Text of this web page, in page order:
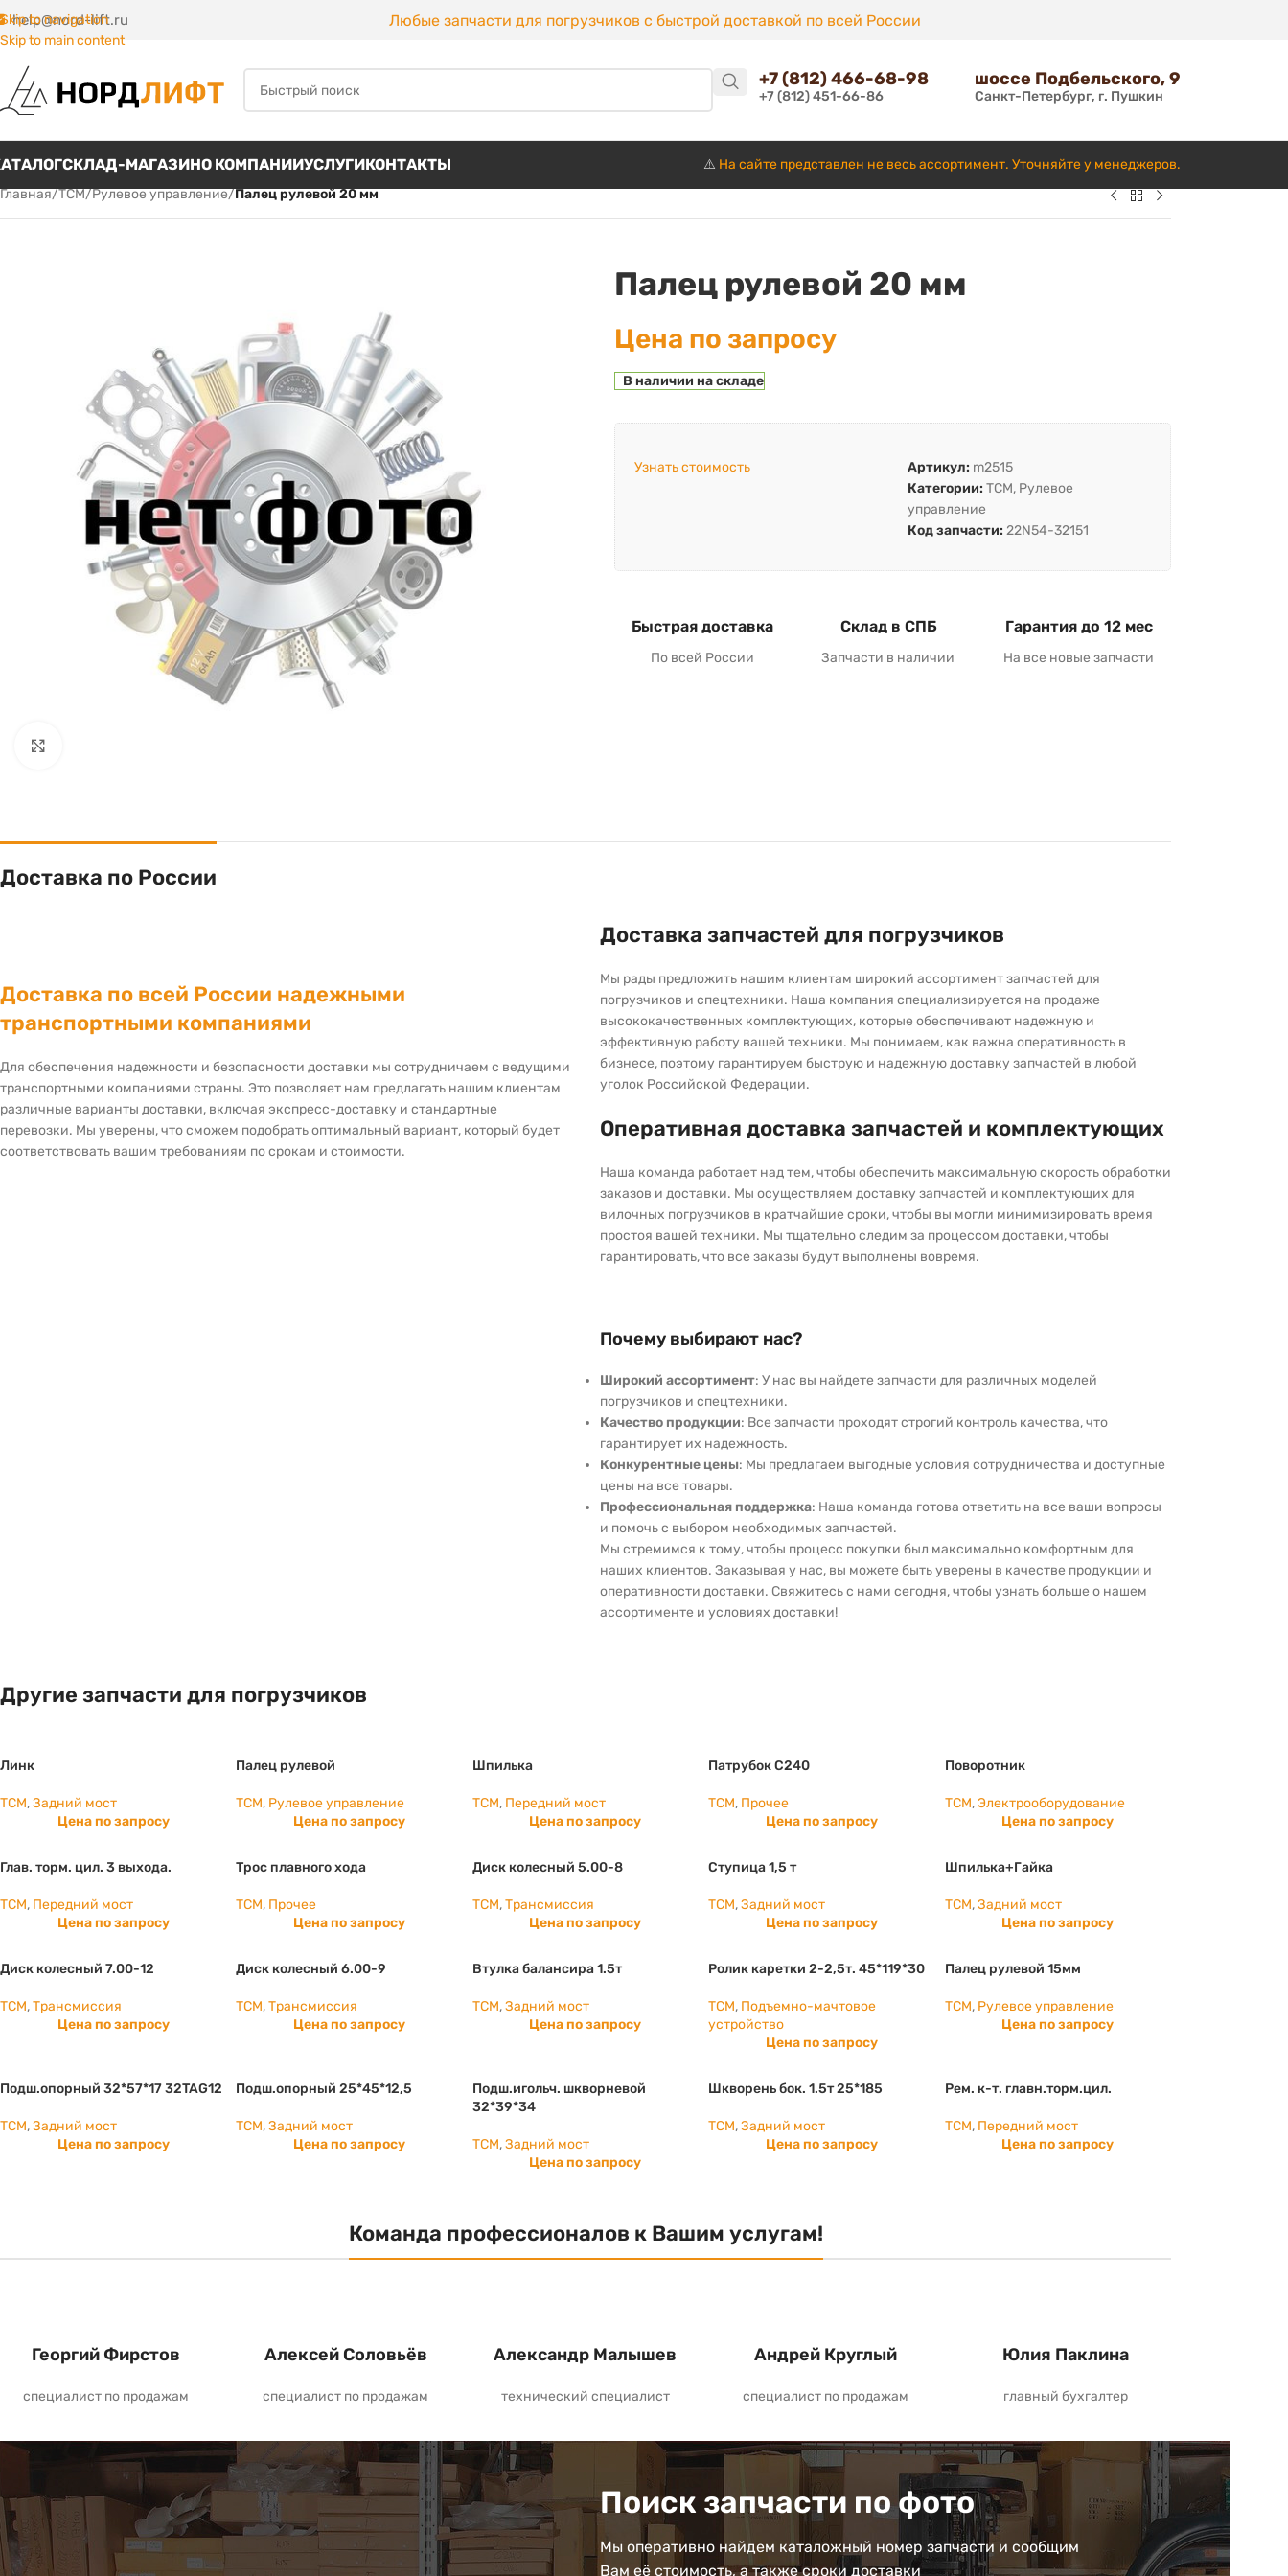
Skip to navigation
Skip to main content
help@nord-lift.ru Любые запчасти для погрузчиков с быстрой доставкой по всей России
+7 (812) 466-68-98
+7 (812) 451-66-86
шоссе Подбельского, 9
Санкт-Петербург, г. Пушкин
СКЛАД-МАГАЗИНО КОМПАНИИУСЛУГИКОНТАКТЫ ⚠️ На сайте представлен не весь ассортимент. Уточняйте у менеджеров.
Главная/TCM/Рулевое управление/Палец рулевой 20 мм
Палец рулевой 20 мм
Цена по запросу
В наличии на складе
Узнать стоимость Артикул: m2515
Категории: TCM, Рулевое
управление
Код запчасти: 22N54-32151
Быстрая доставка
По всей России
Склад в СПБ
Запчасти в наличии
Гарантия до 12 мес
На все новые запчасти
Доставка по России
Доставка по всей России надежными
транспортными компаниями
Для обеспечения надежности и безопасности доставки мы сотрудничаем с ведущими
транспортными компаниями страны. Это позволяет нам предлагать нашим клиентам
различные варианты доставки, включая экспресс-доставку и стандартные
перевозки. Мы уверены, что сможем подобрать оптимальный вариант, который будет
соответствовать вашим требованиям по срокам и стоимости.
Доставка запчастей для погрузчиков
Мы рады предложить нашим клиентам широкий ассортимент запчастей для
погрузчиков и спецтехники. Наша компания специализируется на продаже
высококачественных комплектующих, которые обеспечивают надежную и
эффективную работу вашей техники. Мы понимаем, как важна оперативность в
бизнесе, поэтому гарантируем быструю и надежную доставку запчастей в любой
уголок Российской Федерации.
Оперативная доставка запчастей и комплектующих
Наша команда работает над тем, чтобы обеспечить максимальную скорость обработки
заказов и доставки. Мы осуществляем доставку запчастей и комплектующих для
вилочных погрузчиков в кратчайшие сроки, чтобы вы могли минимизировать время
простоя вашей техники. Мы тщательно следим за процессом доставки, чтобы
гарантировать, что все заказы будут выполнены вовремя.
Почему выбирают нас?
Широкий ассортимент: У нас вы найдете запчасти для различных моделей
погрузчиков и спецтехники.
Качество продукции: Все запчасти проходят строгий контроль качества, что
гарантирует их надежность.
Конкурентные цены: Мы предлагаем выгодные условия сотрудничества и доступные
цены на все товары.
Профессиональная поддержка: Наша команда готова ответить на все ваши вопросы
и помочь с выбором необходимых запчастей.
Мы стремимся к тому, чтобы процесс покупки был максимально комфортным для
наших клиентов. Заказывая у нас, вы можете быть уверены в качестве продукции и
оперативности доставки. Свяжитесь с нами сегодня, чтобы узнать больше о нашем
ассортименте и условиях доставки!
Другие запчасти для погрузчиков
Линк
TCM,Задний мост
Цена по запросу
Палец рулевой
TCM, Рулевое управление
Цена по запросу
Шпилька
TCM, Передний мост
Цена по запросу
Патрубок С240
TCM, Прочее
Цена по запросу
Поворотник
TCM, Электрооборудование
Цена по запросу
Глав. торм. цил. 3 выхода.
TCM, Передний мост
Цена по запросу
Трос плавного хода
TCM, Прочее
Цена по запросу
Диск колесный 5.00-8
TCM,Трансмиссия
Цена по запросу
Ступица 1,5 т
TCM,Задний мост
Цена по запросу
Шпилька+Гайка
TCM, Задний мост
Цена по запросу
Диск колесный 7.00-12
TCM,Трансмиссия
Цена по запросу
Диск колесный 6.00-9
TCM,Трансмиссия
Цена по запросу
Втулка балансира 1.5т
TCM,Задний мост
Цена по запросу
Ролик каретки 2-2,5т. 45*119*30
TCM, Подъемно-мачтовое
устройство
Цена по запросу
Палец рулевой 15мм
TCM, Рулевое управление
Цена по запросу
Подш.опорный 32*57*17 32TAG12
TCM,Задний мост
Цена по запросу
Подш.опорный 25*45*12,5
TCM,Задний мост
Цена по запросу
Подш.игольч. шкворневой
32*39*34
TCM,Задний мост
Цена по запросу
Шкворень бок. 1.5т 25*185
TCM,Задний мост
Цена по запросу
Рем. к-т. главн.торм.цил.
TCM, Передний мост
Цена по запросу
Команда профессионалов к Вашим услугам!
Георгий Фирстов
специалист по продажам
Алексей Соловьёв
специалист по продажам
Александр Малышев
технический специалист
Андрей Круглый
специалист по продажам
Юлия Паклина
главный бухгалтер
Поиск запчасти по фото
Мы оперативно найдем каталожный номер запчасти и сообщим
Вам её стоимость, а также сроки доставки